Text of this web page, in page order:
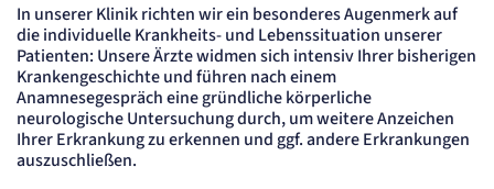
In unserer Klinik richten wir ein besonderes Augenmerk auf
die individuelle Krankheits- und Lebenssituation unserer
Patienten: Unsere Ärzte widmen sich intensiv Ihrer bisherigen
Krankengeschichte und führen nach einem
Anamnesegespräch eine gründliche körperliche
neurologische Untersuchung durch, um weitere Anzeichen
Ihrer Erkrankung zu erkennen und ggf. andere Erkrankungen
auszuschließen.
Content-Management-System-
Cookie
Name:
fe_typo_user
Anbieter:
TYPO3